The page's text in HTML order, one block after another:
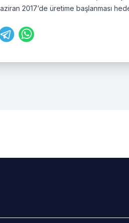
2017’de üretime başlanması